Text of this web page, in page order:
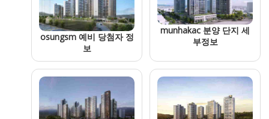
osungsm 예비 당첨자 정
보
munhakac 분양 단지 세
부정보